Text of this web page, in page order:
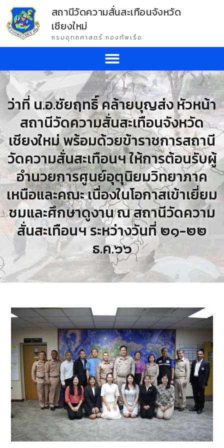
สถานีวัดความสั่นสะเทือนจังหวัด
เชียงใหม่
กรมอุทกศาสตร์ กองทัพเรือ
ว่าที่ น.อ.ชัยฤทธิ์ คล้ายบุญส่ง หัวหน้า
สถานีวัดความสั่นสะเทือนจังหวัด
เชียงใหม่ พร้อมด้วยข้าราชการสถานี
วัดความสั่นสะเทือนฯ ให้การต้อนรับผู้
อำนวยการศูนย์อุตุนิยมวิทยาภาค
เหนือและคณะ เนื่องในโอกาสเข้าเยี่ยม
ชมและศึกษาดูงาน ณ สถานีวัดความ
สั่นสะเทือนฯ ระหว่างวันที่ ๒๑-๒๒
ธ.ค.๖๖